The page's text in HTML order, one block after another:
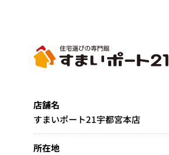
店舗名
すまいポート21宇都宮本店
所在地